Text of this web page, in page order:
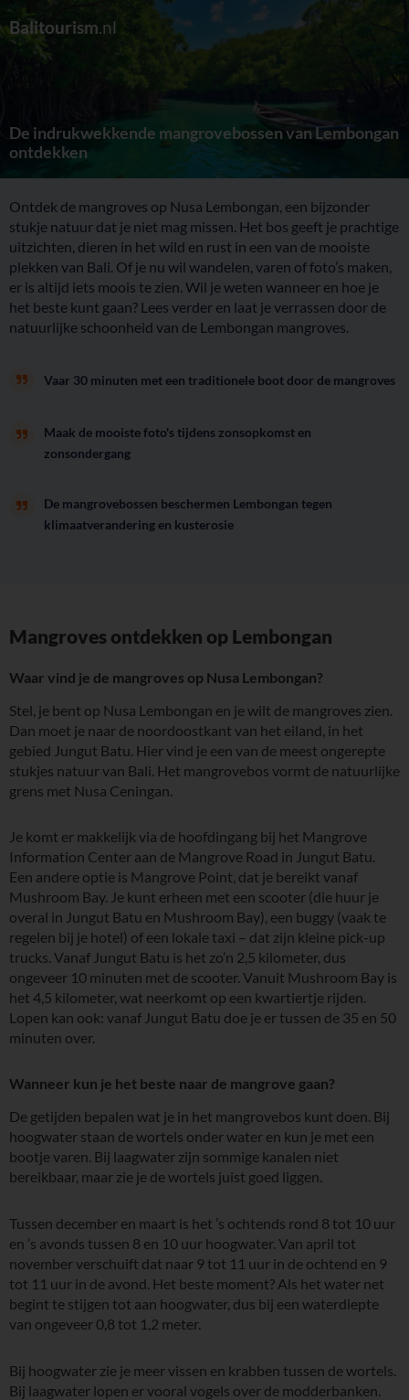
Balitourism.nl
De indrukwekkende mangrovebossen van Lembongan
ontdekken
Ontdek de mangroves op Nusa Lembongan, een bijzonder
stukje natuur dat je niet mag missen. Het bos geeft je prachtige
uitzichten, dieren in het wild en rust in een van de mooiste
plekken van Bali. Of je nu wil wandelen, varen of foto’s maken,
er is altijd iets moois te zien. Wil je weten wanneer en hoe je
het beste kunt gaan? Lees verder en laat je verrassen door de
natuurlijke schoonheid van de Lembongan mangroves.
Vaar 30 minuten met een traditionele boot door de mangroves
Maak de mooiste foto's tijdens zonsopkomst en
zonsondergang
De mangrovebossen beschermen Lembongan tegen
klimaatverandering en kusterosie
Mangroves ontdekken op Lembongan
Waar vind je de mangroves op Nusa Lembongan?
Stel, je bent op Nusa Lembongan en je wilt de mangroves zien.
Dan moet je naar de noordoostkant van het eiland, in het
gebied Jungut Batu. Hier vind je een van de meest ongerepte
stukjes natuur van Bali. Het mangrovebos vormt de natuurlijke
grens met Nusa Ceningan.
Je komt er makkelijk via de hoofdingang bij het Mangrove
Information Center aan de Mangrove Road in Jungut Batu.
Een andere optie is Mangrove Point, dat je bereikt vanaf
Mushroom Bay. Je kunt erheen met een scooter (die huur je
overal in Jungut Batu en Mushroom Bay), een buggy (vaak te
regelen bij je hotel) of een lokale taxi – dat zijn kleine pick-up
trucks. Vanaf Jungut Batu is het zo’n 2,5 kilometer, dus
ongeveer 10 minuten met de scooter. Vanuit Mushroom Bay is
het 4,5 kilometer, wat neerkomt op een kwartiertje rijden.
Lopen kan ook: vanaf Jungut Batu doe je er tussen de 35 en 50
minuten over.
Wanneer kun je het beste naar de mangrove gaan?
De getijden bepalen wat je in het mangrovebos kunt doen. Bij
hoogwater staan de wortels onder water en kun je met een
bootje varen. Bij laagwater zijn sommige kanalen niet
bereikbaar, maar zie je de wortels juist goed liggen.
Tussen december en maart is het ’s ochtends rond 8 tot 10 uur
en ’s avonds tussen 8 en 10 uur hoogwater. Van april tot
november verschuift dat naar 9 tot 11 uur in de ochtend en 9
tot 11 uur in de avond. Het beste moment? Als het water net
begint te stijgen tot aan hoogwater, dus bij een waterdiepte
van ongeveer 0,8 tot 1,2 meter.
Bij hoogwater zie je meer vissen en krabben tussen de wortels.
Bij laagwater lopen er vooral vogels over de modderbanken.